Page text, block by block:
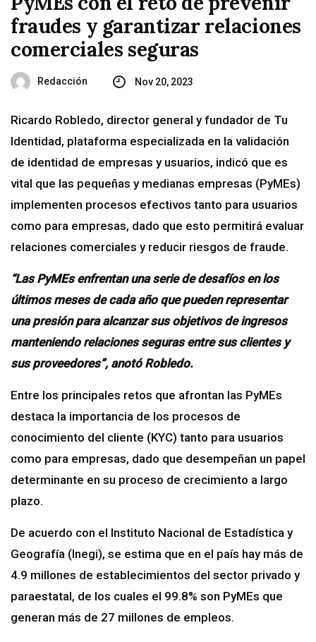
fraudes y garantizar relaciones
comerciales seguras
Redacción Nov 20, 2023
Ricardo Robledo, director general y fundador de Tu
Identidad, plataforma especializada en la validación
de identidad de empresas y usuarios, indicó que es
vital que las pequeñas y medianas empresas (PyMEs)
implementen procesos efectivos tanto para usuarios
como para empresas, dado que esto permitirá evaluar
relaciones comerciales y reducir riesgos de fraude.
“Las PyMEs enfrentan una serie de desafíos en los
últimos meses de cada año que pueden representar
una presión para alcanzar sus objetivos de ingresos
manteniendo relaciones seguras entre sus clientes y
sus proveedores”, anotó Robledo.
Entre los principales retos que afrontan las PyMEs
destaca la importancia de los procesos de
conocimiento del cliente (KYC) tanto para usuarios
como para empresas, dado que desempeñan un papel
determinante en su proceso de crecimiento a largo
plazo.
De acuerdo con el Instituto Nacional de Estadística y
Geografía (Inegi), se estima que en el país hay más de
4.9 millones de establecimientos del sector privado y
paraestatal, de los cuales el 99.8% son PyMEs que
generan más de 27 millones de empleos.